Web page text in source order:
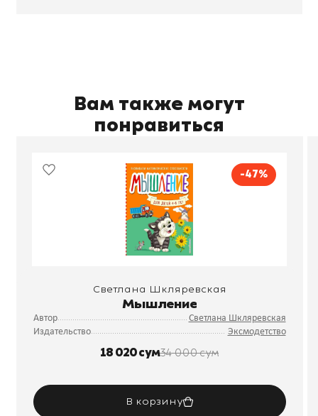
Вам также могут
понравиться
-47%
Светлана Шкляревская
Мышление
Автор
Светлана Шкляревская
Издательство
Эксмодетство
18 020 сум34 000 сум
В корзину